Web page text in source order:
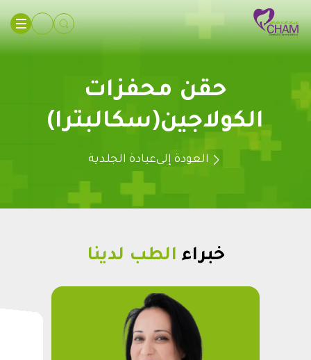
حقن محفزات
الكولاجين(سكالبترا)
العودة إلىعيادة الجلدية
خبراء الطب لدينا